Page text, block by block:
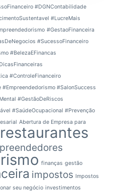
#DGNContabilidade
#LucreMais
#GestaoFinanceira
#SucessoFinanceiro
#BelezaEFinancas
#ControleFinanceiro
#SalonSuccess
#GestãoDeRiscos
#SaúdeOcupacional #Prevenção
Abertura de Empresa para
finanças gestão
impostos Impostos
seu negócio investimentos